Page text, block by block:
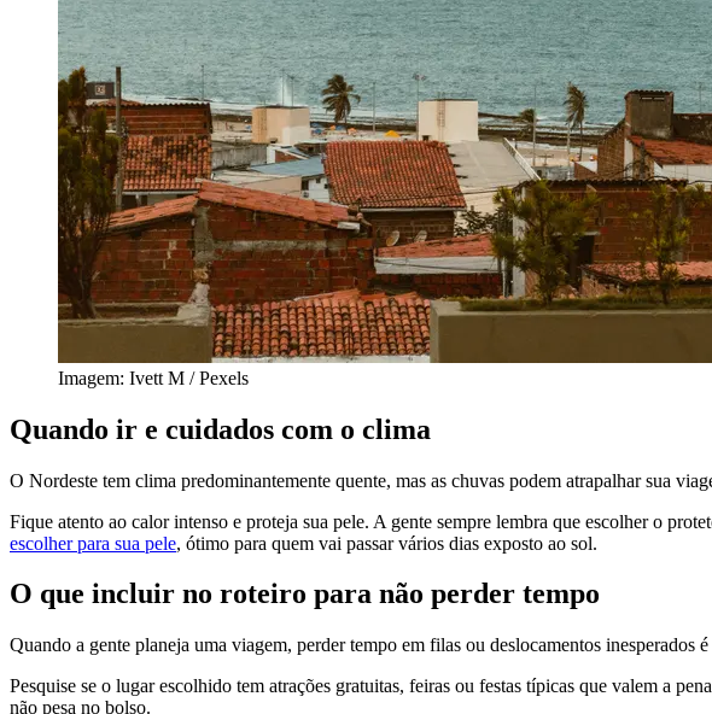
Imagem: Ivett M / Pexels
Quando ir e cuidados com o clima
O Nordeste tem clima predominantemente quente, mas as chuvas podem atrapalhar sua
Fique atento ao calor intenso e proteja sua pele. A gente sempre lembra que escolher o
escolher para sua pele, ótimo para quem vai passar vários dias exposto ao sol.
O que incluir no roteiro para não perder tempo
Quando a gente planeja uma viagem, perder tempo em filas ou deslocamentos inesperados
Pesquise se o lugar escolhido tem atrações gratuitas, feiras ou festas típicas que valem a
não pesa no bolso.